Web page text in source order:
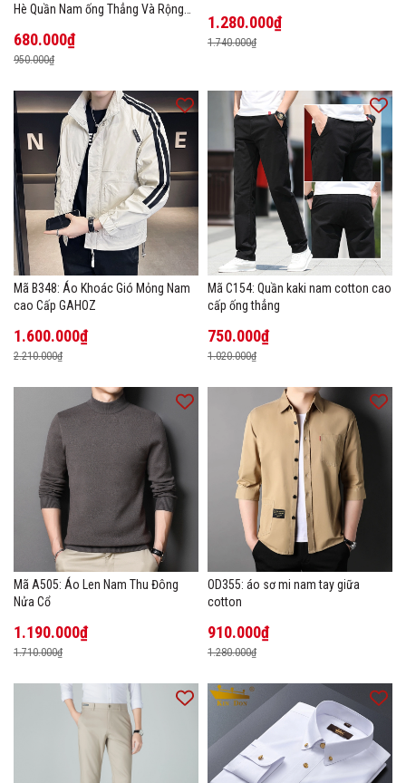
Hè Quần Nam ống Thẳng Và Rộng
680.000₫
950.000₫
1.280.000₫
1.740.000₫
Mã B348: Áo Khoác Gió Mỏng Nam
cao Cấp GAHOZ
1.600.000₫
2.210.000₫
Mã C154: Quần kaki nam cotton cao
cấp ống thẳng
750.000₫
1.020.000₫
Mã A505: Áo Len Nam Thu Đông
Nửa Cổ
1.190.000₫
1.710.000₫
OD355: áo sơ mi nam tay giữa
cotton
910.000₫
1.280.000₫